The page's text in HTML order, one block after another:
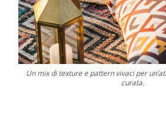
Un mix di texture e pattern vivaci per
curata.